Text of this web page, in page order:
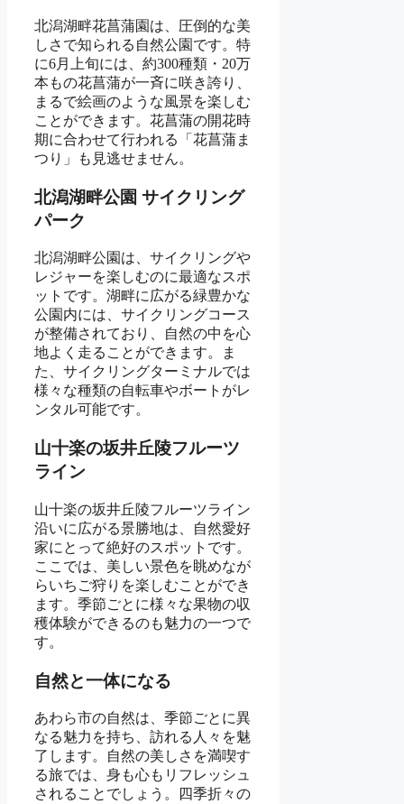
北潟湖畔花菖蒲園は、圧倒的な美
しさで知られる自然公園です。特
に6月上旬には、約300種類・20万
本もの花菖蒲が一斉に咲き誇り、
まるで絵画のような風景を楽しむ
ことができます。花菖蒲の開花時
期に合わせて行われる「花菖蒲ま
つり」も見逃せません。
北潟湖畔公園 サイクリング
パーク
北潟湖畔公園は、サイクリングや
レジャーを楽しむのに最適なスポ
ットです。湖畔に広がる緑豊かな
公園内には、サイクリングコース
が整備されており、自然の中を心
地よく走ることができます。ま
た、サイクリングターミナルでは
様々な種類の自転車やボートがレ
ンタル可能です。
山十楽の坂井丘陵フルーツ
ライン
山十楽の坂井丘陵フルーツライン
沿いに広がる景勝地は、自然愛好
家にとって絶好のスポットです。
ここでは、美しい景色を眺めなが
らいちご狩りを楽しむことができ
ます。季節ごとに様々な果物の収
穫体験ができるのも魅力の一つで
す。
自然と一体になる
あわら市の自然は、季節ごとに異
なる魅力を持ち、訪れる人々を魅
了します。自然の美しさを満喫す
る旅では、身も心もリフレッシュ
されることでしょう。四季折々の